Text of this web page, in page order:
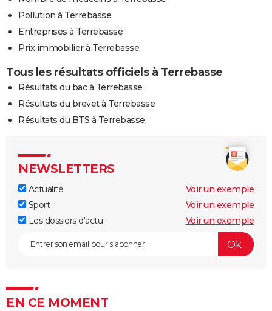
Pollution à Terrebasse
Entreprises à Terrebasse
Prix immobilier à Terrebasse
Tous les résultats officiels à Terrebasse
Résultats du bac à Terrebasse
Résultats du brevet à Terrebasse
Résultats du BTS à Terrebasse
NEWSLETTERS
Actualité
Voir un exemple
Sport
Voir un exemple
Les dossiers d'actu
Voir un exemple
EN CE MOMENT